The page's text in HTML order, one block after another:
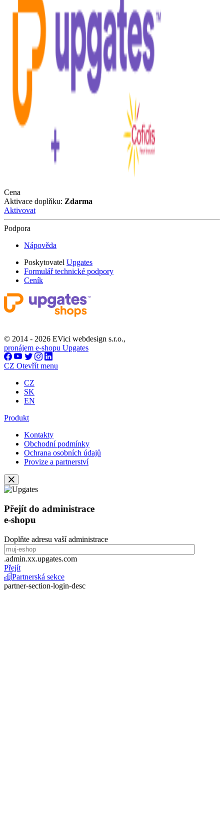
Cena
Aktivace doplňku: Zdarma
Aktivovat
Podpora
Nápověda
Poskytovatel Upgates
Formulář technické podpory
Ceník
© 2014 - 2026 EVici webdesign s.r.o.,
pronájem e-shopu Upgates
CZ Otevřít menu
CZ
SK
EN
Produkt
Kontakty
Obchodní podmínky
Ochrana osobních údajů
Provize a partnerství
Přejít do administrace
e-shopu
Doplňte adresu vaší administrace
.admin.xx.upgates.com
Přejít
Partnerská sekce
partner-section-login-desc